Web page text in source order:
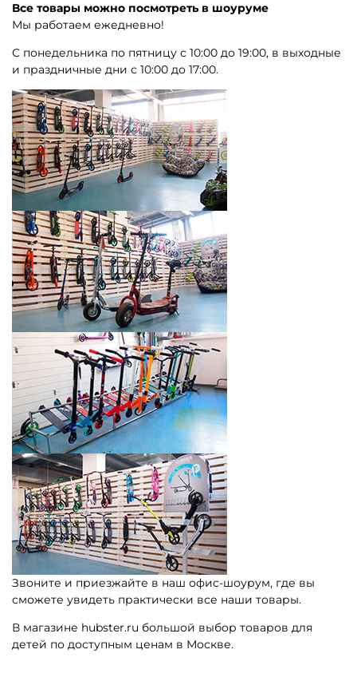
Все товары можно посмотреть в шоуруме
Мы работаем ежедневно!
С понедельника по пятницу с 10:00 до 19:00, в выходные
и праздничные дни с 10:00 до 17:00.
Звоните и приезжайте в наш офис-шоурум, где вы
сможете увидеть практически все наши товары.
В магазине hubster.ru большой выбор товаров для
детей по доступным ценам в Москве.